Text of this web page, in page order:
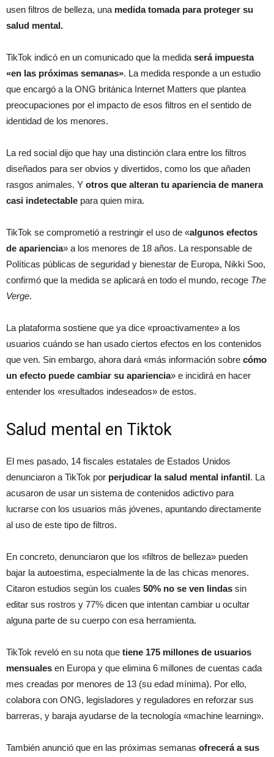
usen filtros de belleza, una medida tomada para proteger su
salud mental.
TikTok indicó en un comunicado que la medida será impuesta
«en las próximas semanas». La medida responde a un estudio
que encargó a la ONG británica Internet Matters que plantea
preocupaciones por el impacto de esos filtros en el sentido de
identidad de los menores.
La red social dijo que hay una distinción clara entre los filtros
diseñados para ser obvios y divertidos, como los que añaden
rasgos animales. Y otros que alteran tu apariencia de manera
casi indetectable para quien mira.
TikTok se comprometió a restringir el uso de «algunos efectos
de apariencia» a los menores de 18 años. La responsable de
Políticas públicas de seguridad y bienestar de Europa, Nikki Soo,
confirmó que la medida se aplicará en todo el mundo, recoge The
Verge.
La plataforma sostiene que ya dice «proactivamente» a los
usuarios cuándo se han usado ciertos efectos en los contenidos
que ven. Sin embargo, ahora dará «más información sobre cómo
un efecto puede cambiar su apariencia» e incidirá en hacer
entender los «resultados indeseados» de estos.
Salud mental en Tiktok
El mes pasado, 14 fiscales estatales de Estados Unidos
denunciaron a TikTok por perjudicar la salud mental infantil. La
acusaron de usar un sistema de contenidos adictivo para
lucrarse con los usuarios más jóvenes, apuntando directamente
al uso de este tipo de filtros.
En concreto, denunciaron que los «filtros de belleza» pueden
bajar la autoestima, especialmente la de las chicas menores.
Citaron estudios según los cuales 50% no se ven lindas sin
editar sus rostros y 77% dicen que intentan cambiar u ocultar
alguna parte de su cuerpo con esa herramienta.
TikTok reveló en su nota que tiene 175 millones de usuarios
mensuales en Europa y que elimina 6 millones de cuentas cada
mes creadas por menores de 13 (su edad mínima). Por ello,
colabora con ONG, legisladores y reguladores en reforzar sus
barreras, y baraja ayudarse de la tecnología «machine learning».
También anunció que en las próximas semanas ofrecerá a sus